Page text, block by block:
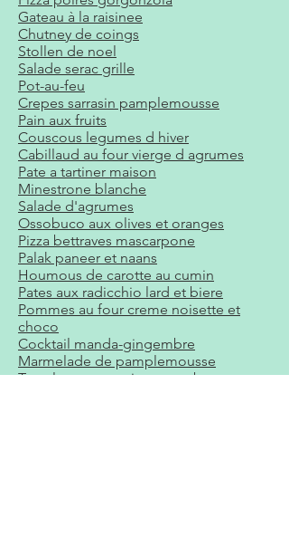
​Gateau à la raisinee
Chutney de coings
Stollen de noel
Salade serac grille
Pot-au-feu
Crepes sarrasin pamplemousse
Pain aux fruits
Couscous legumes d hiver
Cabillaud au four vierge d agrumes
Pate a tartiner maison
Minestrone blanche
Salade d'agrumes
Ossobuco aux olives et oranges
Pizza bettraves mascarpone
Palak paneer et naans
Houmous de carotte au cumin
Pates aux radicchio lard et biere
Pommes au four creme noisette et
choco
Cocktail manda-gingembre
Marmelade de pamplemousse
Tarte legumes racines cote bettes